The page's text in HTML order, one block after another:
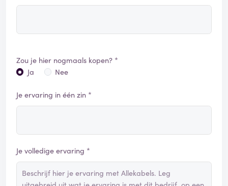
Zou je hier nogmaals kopen? *
Ja
Nee
Je ervaring in één zin *
Je volledige ervaring *